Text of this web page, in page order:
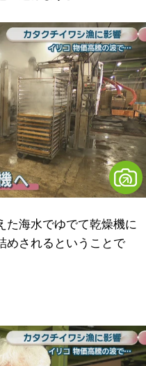
海水でゆでて乾燥機に
めされるということで